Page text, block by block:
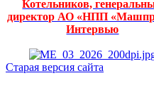
Котельников,
директор АО «НПП
Интервью
Старая версия сайта